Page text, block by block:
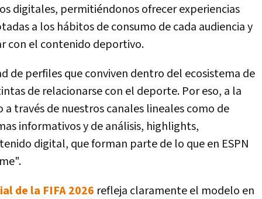
digitales, permitiéndonos ofrecer experiencias
a los hábitos de consumo de cada audiencia y
con el contenido deportivo.
de perfiles que conviven dentro del ecosistema de
de relacionarse con el deporte. Por eso, a la
través de nuestros canales lineales como de
informativos y de análisis, highlights,
digital, que forman parte de lo que en ESPN
de la FIFA 2026 refleja claramente el modelo en